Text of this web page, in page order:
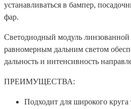
устанавливаться в бампер,
фар.
Светодиодный модуль
равномерным дальним светом
дальность и интенсивность
ПРЕИМУЩЕСТВА:
Подходит для широкого круга